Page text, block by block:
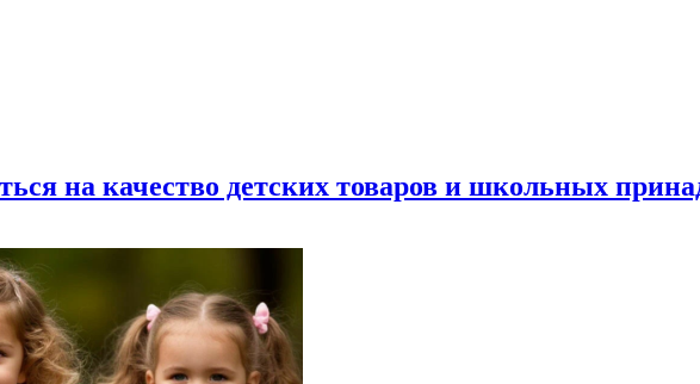
на качество детских товаров и школьных